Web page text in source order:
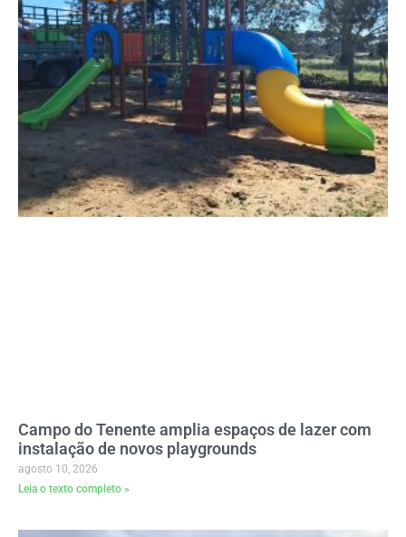
Campo do Tenente amplia espaços de lazer com
instalação de novos playgrounds
agosto 10, 2026
Leia o texto completo »